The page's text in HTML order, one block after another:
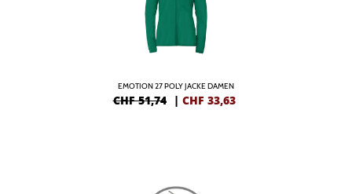
EMOTION 27 POLY JACKE DAMEN
CHF 51,74 | CHF 33,63